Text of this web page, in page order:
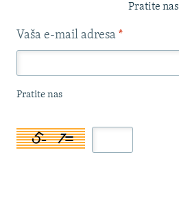
Pratite nas
Vaša e-mail adresa *
Pratite nas